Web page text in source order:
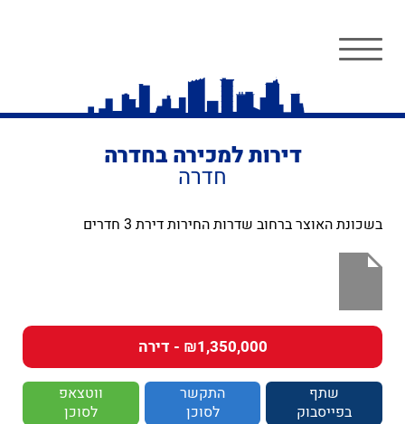
דירות למכירה בחדרה
חדרה
בשכונת האוצר ברחוב שדרות החירות דירת 3 חדרים
₪1,350,000 - דירה
שתף
בפייסבוק
התקשר
לסוכן
ווטצאפ
לסוכן